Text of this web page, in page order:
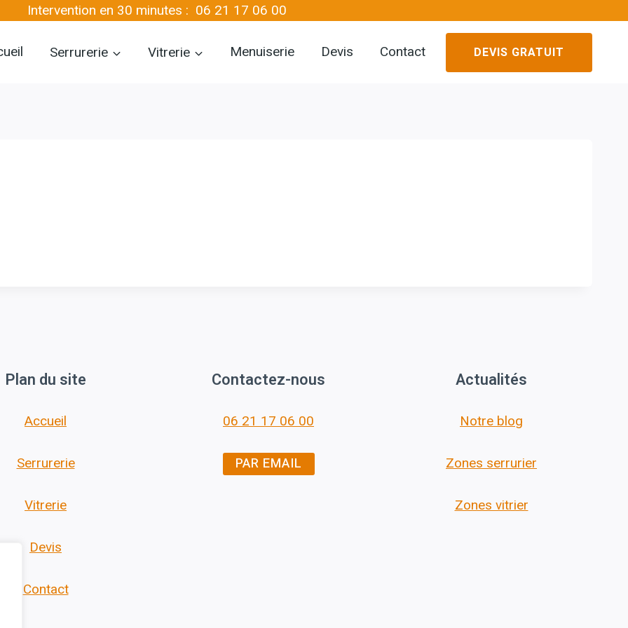
Intervention en 30 minutes : 06 21 17 06 00
Serrurerie Vitrerie Menuiserie Devis Contact DEVIS GRATUIT
Plan du site
Accueil
Serrurerie
Vitrerie
Devis
Contact
Contactez-nous
06 21 17 06 00
PAR EMAIL
Actualités
Notre blog
Zones serrurier
Zones vitrier